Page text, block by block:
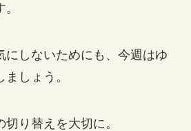
にしないためにも、今週はゆ
しょう。
り替えを大切に。